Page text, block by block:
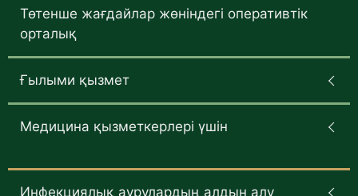
Төтенше жағдайлар жөніндегі оперативтік
орталық
Ғылыми қызмет
Медицина қызметкерлері үшін
Инфекциялық аурулардың алдын алу